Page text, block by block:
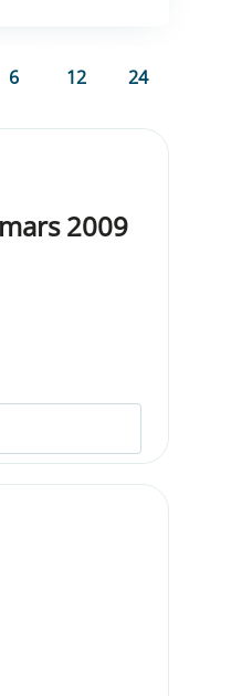
6 12 24
2009